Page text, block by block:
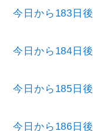
今日から183日後
今日から184日後
今日から185日後
今日から186日後